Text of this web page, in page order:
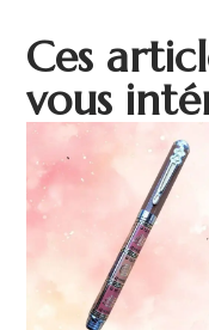
Ces
vous